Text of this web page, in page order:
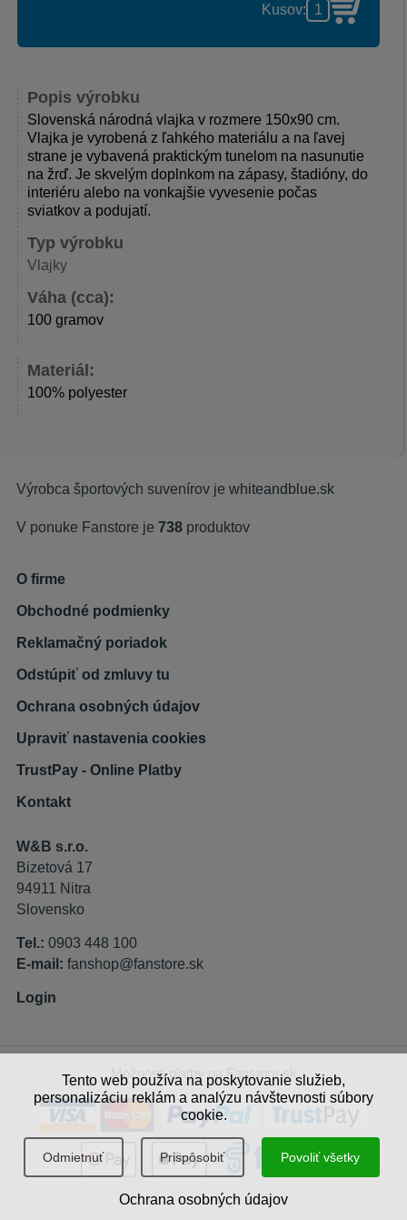
Tento web používa na poskytovanie služieb,
personalizáciu reklám a analýzu návštevnosti súbory
cookie.
Odmietnuť Prispôsobiť Povoliť všetky
Ochrana osobných údajov
Popis výrobku
Slovenská národná vlajka v rozmere 150x90 cm.
Vlajka je vyrobená z ľahkého materiálu a na ľavej
strane je vybavená praktickým tunelom na nasunutie
na žrď. Je skvelým doplnkom na zápasy, štadióny, do
interiéru alebo na vonkajšie vyvesenie počas
sviatkov a podujatí.
Typ výrobku
Vlajky
Váha (cca):
100 gramov
Materiál:
100% polyester
Kusov:
Výrobca športových suvenírov je whiteandblue.sk
V ponuke Fanstore je 738 produktov
O firme
Obchodné podmienky
Reklamačný poriadok
Odstúpiť od zmluvy tu
Ochrana osobných údajov
Upraviť nastavenia cookies
TrustPay - Online Platby
Kontakt
W&B s.r.o.
Bizetová 17
94911 Nitra
Slovensko
Tel.: 0903 448 100
E-mail: fanshop@fanstore.sk
Login
Možnosti platby na Fanstore.sk